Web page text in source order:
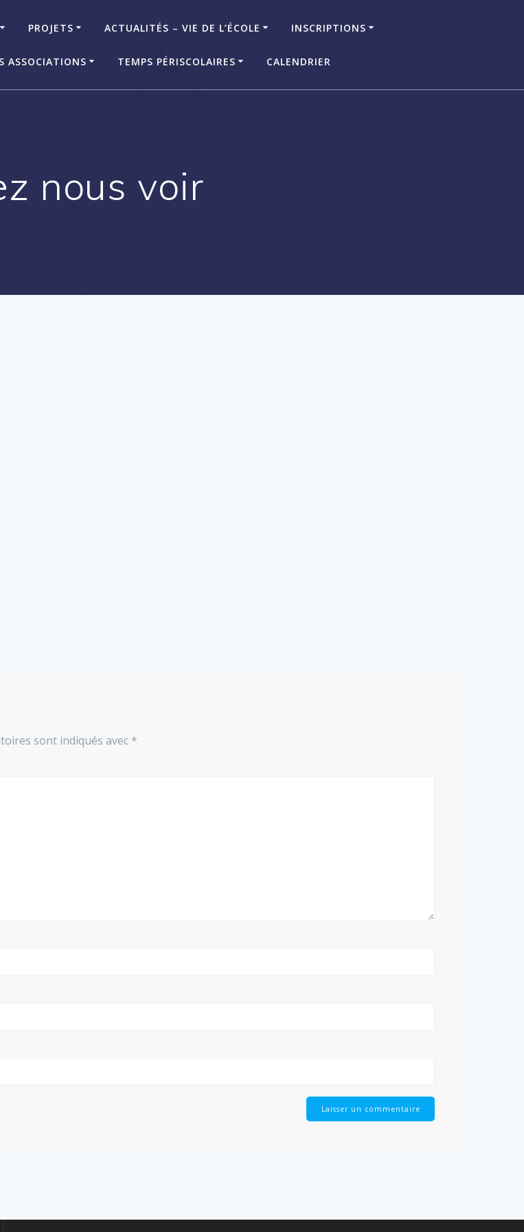
PROJETS ACTUALITÉS – VIE DE L’ÉCOLE INSCRIPTIONS
ASSOCIATIONS TEMPS PÉRISCOLAIRES CALENDRIER
nous voir
sont indiqués avec *